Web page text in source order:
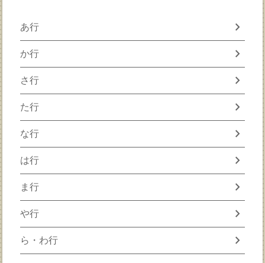
あ行 chevron_right
か行 chevron_right
さ行 chevron_right
た行 chevron_right
な行 chevron_right
は行 chevron_right
ま行 chevron_right
や行 chevron_right
ら・わ行 chevron_right